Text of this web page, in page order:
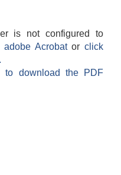
is not configured to
adobe Acrobatorclick
to download the PDF